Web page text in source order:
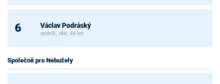
6 Václav Podráský
zedník, věk: 44 let
Společně pro Nebužely